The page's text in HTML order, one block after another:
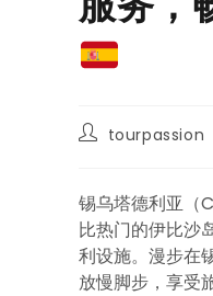
tourpassion
锡乌塔德利亚（
比热门的伊比沙
利设施。漫步在
放慢脚步，享受